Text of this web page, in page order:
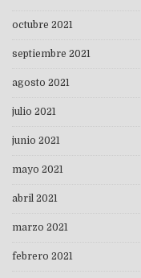
octubre 2021
septiembre 2021
agosto 2021
julio 2021
junio 2021
mayo 2021
abril 2021
marzo 2021
febrero 2021